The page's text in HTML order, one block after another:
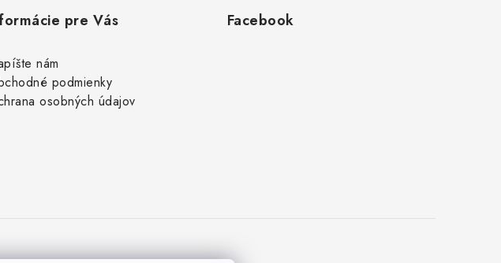
pre Vás
nám
podmienky
osobných údajov
Facebook